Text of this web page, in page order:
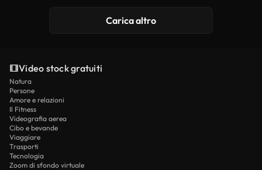
Carica altro
Video stock gratuiti
Natura
Persone
Amore e relazioni
Il Fitness
Videografia aerea
Cibo e bevande
Viaggiare
Trasporti
Tecnologia
Zoom di sfondo virtuale